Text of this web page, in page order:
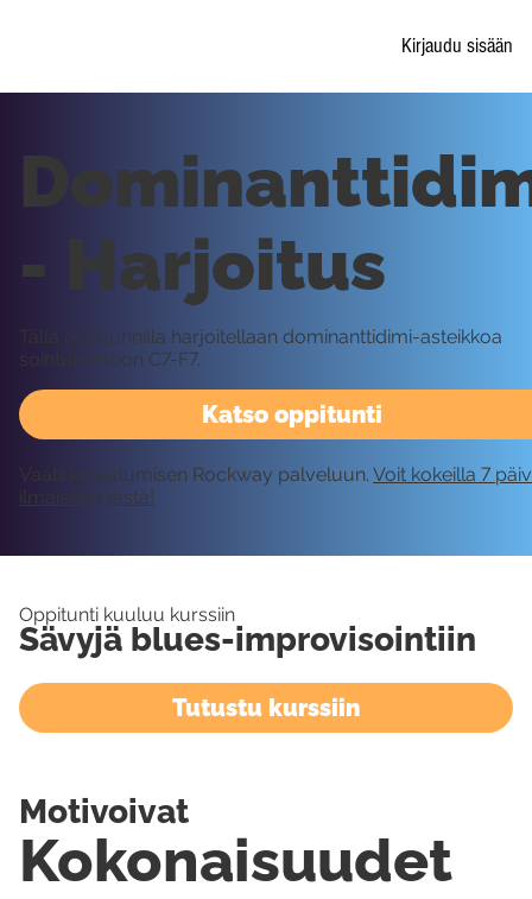
Kirjaudu sisään
Katso oppitunti
- Harjoitus
Tällä oppitunnilla harjoitellaan dominanttidimi-asteikkoa
sointukiertoon C7-F7.
Vaatii kirjautumisen Rockway palveluun. Voit kokeilla 7
ilmaiseksi tästä!
Oppitunti kuuluu kurssiin
Sävyjä blues-improvisointiin
Tutustu kurssiin
Kokonaisuudet
Motivoivat